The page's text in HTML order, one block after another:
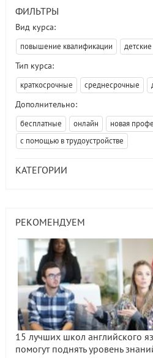
ФИЛЬТРЫ
Вид курса:
повышение квалификации детские
Тип курса:
краткосрочные среднесрочные
Дополнительно:
бесплатные онлайн
новая
с помощью в трудоустройстве
КАТЕГОРИИ
РЕКОМЕНДУЕМ
15 лучших школ английского
помогут поднять уровень